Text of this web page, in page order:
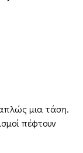
μια τάση.
πέφτουν